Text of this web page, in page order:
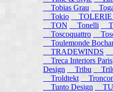
Tobias Grau
Tokio
TOLERIE
TON
Tonelli
Toscoquattro
Toulemonde
TRADEWINDS
Treca Interiors Paris
Design
Tribu
Troldtekt
Tunto Design